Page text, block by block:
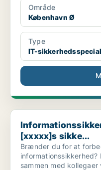
Område
København Ø
Type
IT-
[xxxxx]s sikke...
Brænder du for at
sammen med